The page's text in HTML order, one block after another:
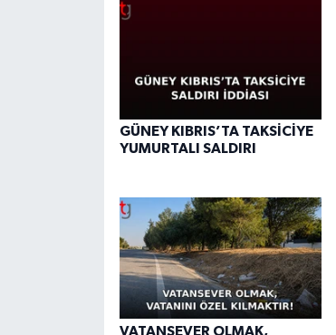
GÜNEY KIBRIS’TA TAKSİCİYE
YUMURTALI SALDIRI
VATANSEVER OLMAK,